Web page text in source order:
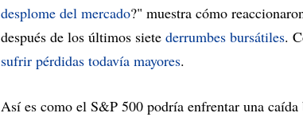
desplome del mercado?" muestra cómo
después de los últimos siete derrumbes bursátiles.
sufrir pérdidas todavía mayores.
Así es como el S&P 500 podría enfrentar una caída